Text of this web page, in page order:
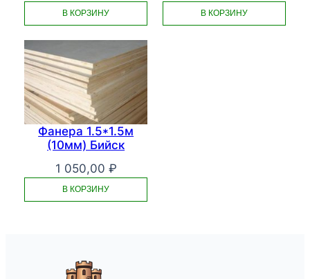
В КОРЗИНУ В КОРЗИНУ
Фанера 1.5*1.5м
(10мм) Бийск
1 050,00 ₽
В КОРЗИНУ